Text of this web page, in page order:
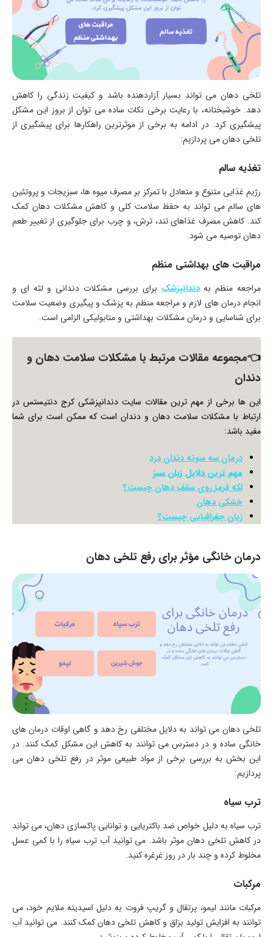
تلخی دهان می تواند بسیار آزاردهنده باشد و کیفیت زندگی را کاهش
دهد. خوشبختانه، با رعایت برخی نکات ساده می توان از بروز این مشکل
پیشگیری کرد. در ادامه به برخی از موثرترین راهکارها برای پیشگیری از
تلخی دهان می پردازیم:
تغذیه سالم
رژیم غذایی متنوع و متعادل با تمرکز بر مصرف میوه ها، سبزیجات و پروتئین
های سالم می تواند به حفظ سلامت کلی و کاهش مشکلات دهان کمک
کند. کاهش مصرف غذاهای تند، ترش، و چرب برای جلوگیری از تغییر طعم
دهان توصیه می شود.
مراقبت های بهداشتی منظم
مراجعه منظم بهدندانپزشکبرای بررسی مشکلات دندانی و لثه ای و
انجام درمان های لازم و مراجعه منظم به پزشک و پیگیری وضعیت سلامت
برای شناسایی و درمان مشکلات بهداشتی و متابولیکی الزامی است.
👈مجموعه مقالات مرتبط با مشکلات سلامت دهان و
دندان
این ها برخی از مهم ترین مقالات سایت دندانپزشکی کرج دنتیستس در
ارتباط با مشکلات سلامت دهان و دندان است که ممکن است برای شما
مفید باشد:
درمان سه سوته دندان درد
مهم ترین دلایل زبان سبز
لکه قرمز روی سقف دهان چیست؟
خشکی دهان
زبان جغرافیایی چیست؟
درمان خانگی مؤثر برای رفع تلخی دهان
تلخی دهان می تواند به دلایل مختلفی رخ دهد و گاهی اوقات درمان های
خانگی ساده و در دسترس می توانند به کاهش این مشکل کمک کنند. در
این بخش به بررسی برخی از مواد طبیعی موثر در رفع تلخی دهان می
پردازیم:
ترب سیاه
ترب سیاه به دلیل خواص ضد باکتریایی و توانایی پاکسازی دهان، می تواند
در کاهش تلخی دهان موثر باشد. می توانید آب ترب سیاه را با کمی عسل
مخلوط کرده و چند بار در روز غرغره کنید.
مرکبات
مرکبات مانند لیمو، پرتقال و گریپ فروت به دلیل اسیدیته ملایم خود، می
توانند به افزایش تولید بزاق و کاهش تلخی دهان کمک کنند. می توانید آب